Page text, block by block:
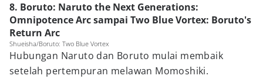
8. Boruto: Naruto the Next Generations:
Omnipotence Arc sampai Two Blue Vortex: Boruto's
Return Arc
Shueisha/Boruto: Two Blue Vortex
Hubungan Naruto dan Boruto mulai membaik
setelah pertempuran melawan Momoshiki.